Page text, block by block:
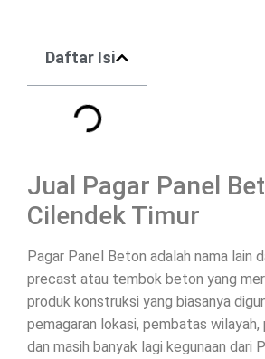
Daftar Isi
Jual Pagar Panel
Cilendek Timur
Pagar Panel Beton adalah nama lain
precast atau tembok beton yang
produk konstruksi yang biasanya
pemagaran lokasi, pembatas
dan masih banyak lagi kegunaan dari